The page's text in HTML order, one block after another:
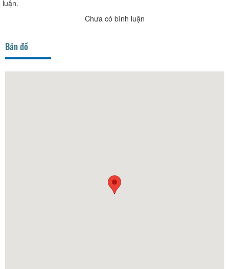
luận.
Chưa có bình luận
Bản đồ